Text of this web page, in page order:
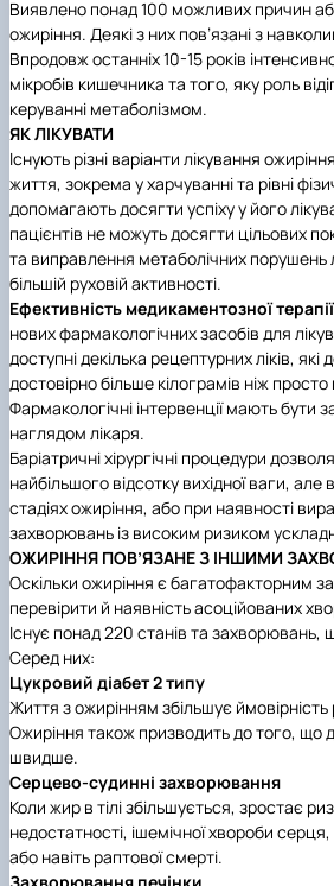
Виявлено понад 100 можливих причин
ожиріння. Деякі з них пов’язані з
Впродовж останніх 10-15 років
мікробів кишечника та того, яку роль
керуванні метаболізмом.
ЯК ЛІКУВАТИ
Існують різні варіанти лікування
життя, зокрема у харчуванні та рівні
допомагають досягти успіху у його
пацієнтів не можуть досягти цільових
та виправлення метаболічних порушень
більшій руховій активності.
Ефективність медикаментозної терапії
нових фармакологічних засобів для
доступні декілька рецептурних ліків,
достовірно більше кілограмів ніж
Фармакологічні інтервенції мають бути
наглядом лікаря.
Баріатричні хірургічні процедури
найбільшого відсотку вихідної ваги,
стадіях ожиріння, або при наявності
захворювань із високим ризиком
ОЖИРІННЯ ПОВ’ЯЗАНЕ З ІНШИМИ
Оскільки ожиріння є багатофакторним
перевірити й наявність асоційованих
Існує понад 220 станів та захворювань,
Серед них:
Цукровий діабет 2 типу
Життя з ожирінням збільшує ймовірність
Ожиріння також призводить до того, що
швидше.
Серцево-судинні захворювання
Коли жир в тілі збільшується, зростає
недостатності, ішемічної хвороби
або навіть раптової смерті.